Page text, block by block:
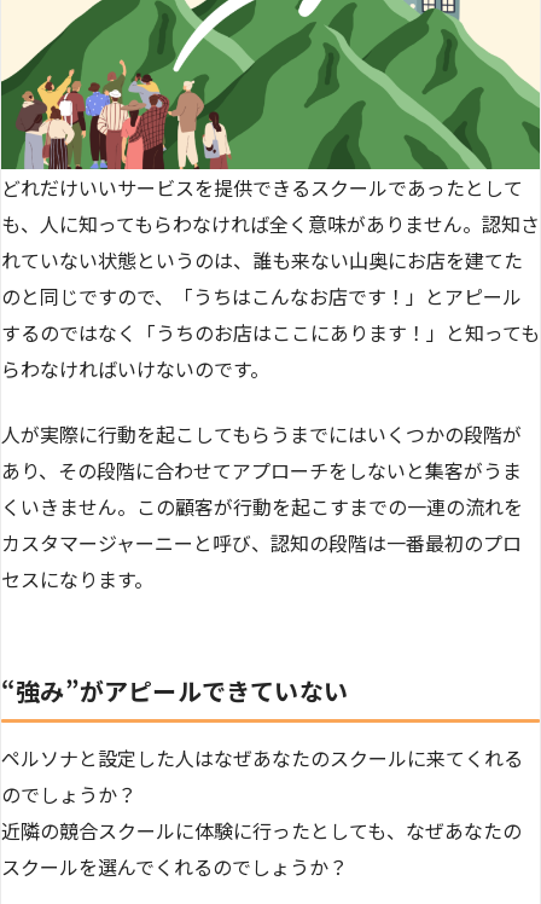
どれだけいいサービスを提供できるスクールであったとして
も、人に知ってもらわなければ全く意味がありません。認知さ
れていない状態というのは、誰も来ない山奥にお店を建てた
のと同じですので、「うちはこんなお店です！」とアピール
するのではなく「うちのお店はここにあります！」と知っても
らわなければいけないのです。
人が実際に行動を起こしてもらうまでにはいくつかの段階が
あり、その段階に合わせてアプローチをしないと集客がうま
くいきません。この顧客が行動を起こすまでの一連の流れを
カスタマージャーニーと呼び、認知の段階は一番最初のプロ
セスになります。
“強み”がアピールできていない
ペルソナと設定した人はなぜあなたのスクールに来てくれる
のでしょうか？
近隣の競合スクールに体験に行ったとしても、なぜあなたの
スクールを選んでくれるのでしょうか？